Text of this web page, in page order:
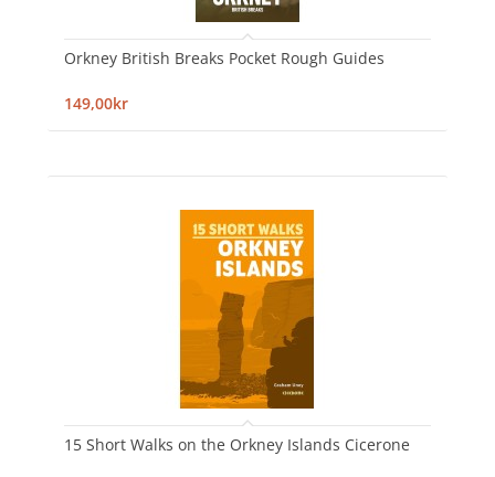
Orkney British Breaks Pocket Rough Guides
149,00kr
15 Short Walks on the Orkney Islands Cicerone